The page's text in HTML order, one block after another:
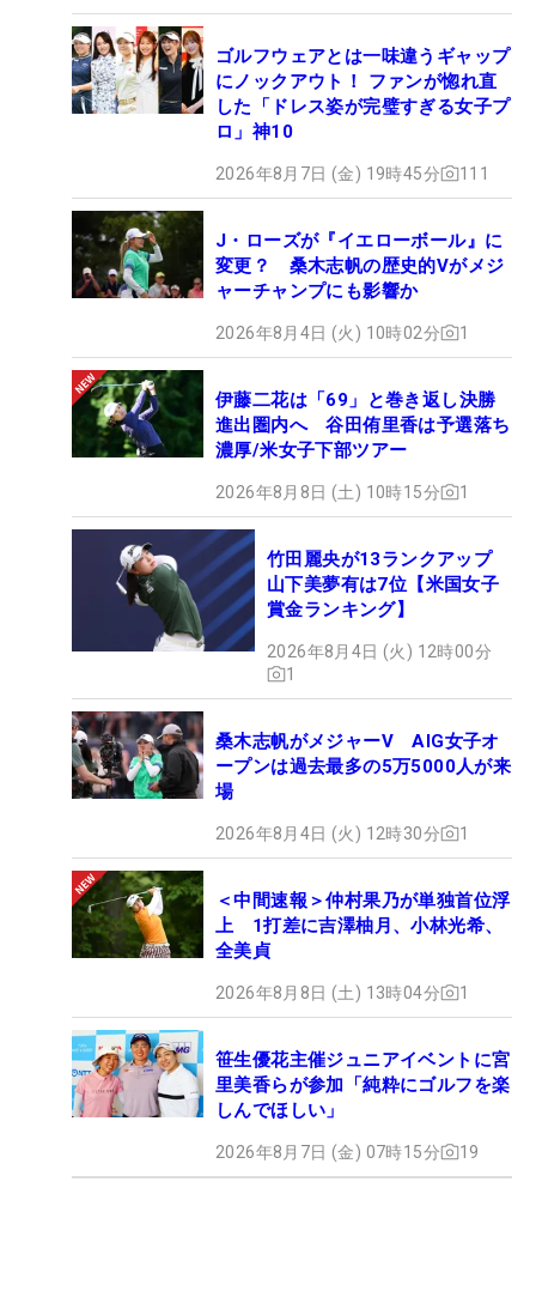
ゴルフウェアとは一味違うギャップ
にノックアウト！ ファンが惚れ直
した「ドレス姿が完璧すぎる女子プ
ロ」神10
2026年8月7日 (金) 19時45分 111
J・ローズが『イエローボール』に
変更？ 桑木志帆の歴史的Vがメジ
ャーチャンプにも影響か
2026年8月4日 (火) 10時02分 1
伊藤二花は「69」と巻き返し決勝
進出圏内へ 谷田侑里香は予選落ち
濃厚/米女子下部ツアー
2026年8月8日 (土) 10時15分 1
竹田麗央が13ランクアップ
山下美夢有は7位【米国女子
賞金ランキング】
2026年8月4日 (火) 12時00分
1
桑木志帆がメジャーV AIG女子オ
ープンは過去最多の5万5000人が来
場
2026年8月4日 (火) 12時30分 1
＜中間速報＞仲村果乃が単独首位浮
上 1打差に吉澤柚月、小林光希、
全美貞
2026年8月8日 (土) 13時04分 1
笹生優花主催ジュニアイベントに宮
里美香らが参加「純粋にゴルフを楽
しんでほしい」
2026年8月7日 (金) 07時15分 19